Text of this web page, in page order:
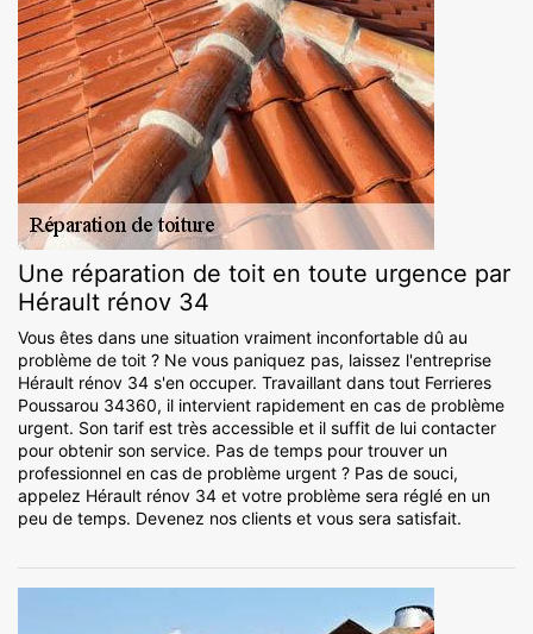
Une réparation de toit en toute urgence par
Hérault rénov 34
Vous êtes dans une situation vraiment inconfortable dû au
problème de toit ? Ne vous paniquez pas, laissez l'entreprise
Hérault rénov 34 s'en occuper. Travaillant dans tout Ferrieres
Poussarou 34360, il intervient rapidement en cas de problème
urgent. Son tarif est très accessible et il suffit de lui contacter
pour obtenir son service. Pas de temps pour trouver un
professionnel en cas de problème urgent ? Pas de souci,
appelez Hérault rénov 34 et votre problème sera réglé en un
peu de temps. Devenez nos clients et vous sera satisfait.